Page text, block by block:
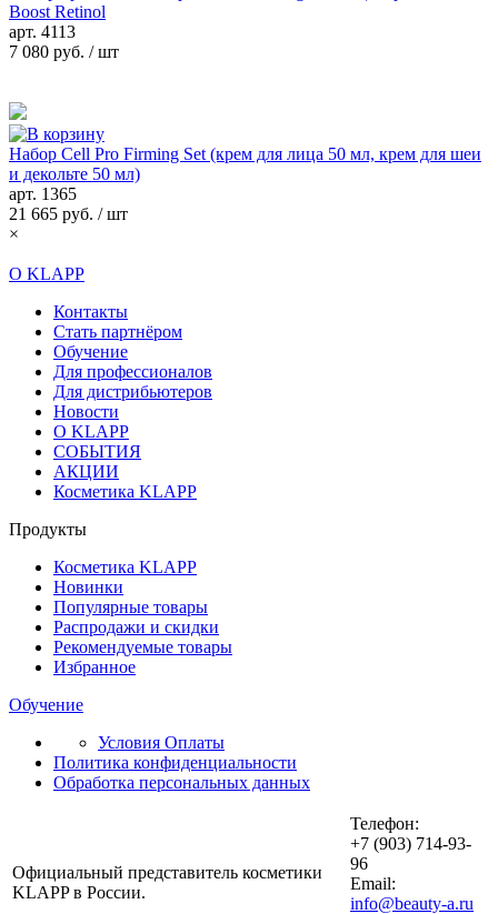
Boost Retinol
арт. 4113
7 080 руб. / шт
Набор Cell Pro Firming Set (крем для лица 50 мл, крем для шеи
и декольте 50 мл)
арт. 1365
21 665 руб. / шт
×
О KLAPP
Контакты
Стать партнёром
Обучение
Для профессионалов
Для дистрибьютеров
Новости
О KLAPP
СОБЫТИЯ
АКЦИИ
Косметика KLAPP
Продукты
Косметика KLAPP
Новинки
Популярные товары
Распродажи и скидки
Рекомендуемые товары
Избранное
Обучение
Условия Оплаты
Политика конфиденциальности
Обработка персональных данных
Официальный представитель косметики
KLAPP в России.
Телефон:
+7 (903) 714-93-
96
Email:
info@beauty-a.ru